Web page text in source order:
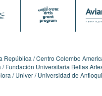
República Centro Colombo
Fundación Universitaria Bellas
Univer Universidad de